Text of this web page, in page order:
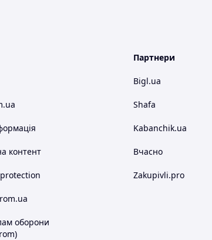
контент
оборони
Партнери
Bigl.ua
Shafa
Kabanchik.ua
Вчасно
Zakupivli.pro